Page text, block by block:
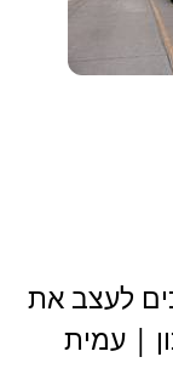
לעצב את
| עמית